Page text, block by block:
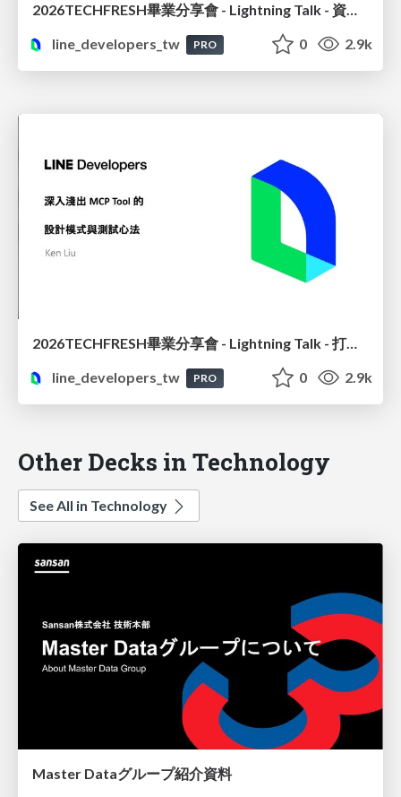
2026TECHFRESH畢業分享會 - Lightning Talk - 資料也要 CI/CD? 用 Airbyte 自動化資料同步
line_developers_tw
PRO 0 2.9k
2026TECHFRESH畢業分享會 - Lightning Talk - 打造精準高效的 MCP 設計模式與測試實務
line_developers_tw
PRO 0 2.9k
Other Decks in Technology
See All in Technology
Master Dataグループ紹介資料